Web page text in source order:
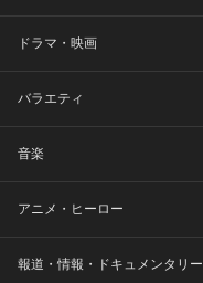
ドラマ・映画
バラエティ
音楽
アニメ・ヒーロー
報道・情報・ドキュメンタリー